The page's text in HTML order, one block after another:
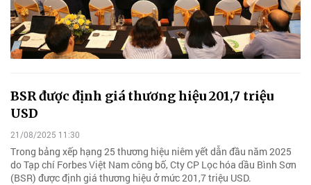
BSR được định giá thương hiệu 201,7 triệu
USD
21/08/2025 11:30
Trong bảng xếp hạng 25 thương hiệu niêm yết dẫn đầu năm 2025
do Tạp chí Forbes Việt Nam công bố, Cty CP Lọc hóa dầu Bình Sơn
(BSR) được định giá thương hiệu ở mức 201,7 triệu USD.